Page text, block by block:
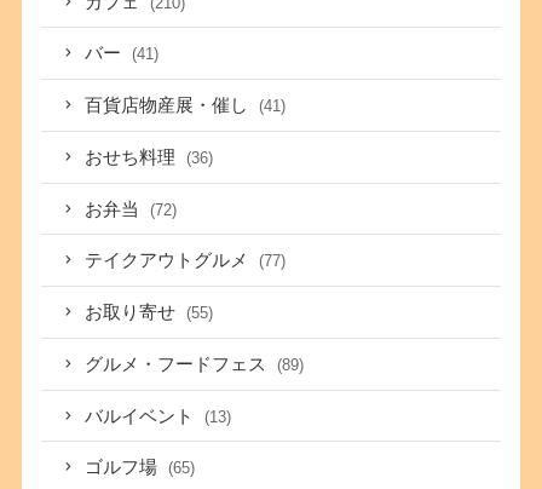
バー (41)
百貨店物産展・催し (41)
おせち料理 (36)
お弁当 (72)
テイクアウトグルメ (77)
お取り寄せ (55)
グルメ・フードフェス (89)
バルイベント (13)
ゴルフ場 (65)